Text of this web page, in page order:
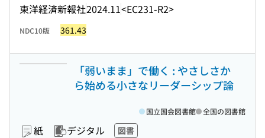
東洋経済新報社2024.11<EC231-R2>
NDC10版 361.43
「弱いまま」で働く : やさしさか
ら始める小さなリーダーシップ論
紙 デジタル 図書
国立国会図書館 全国の図書館